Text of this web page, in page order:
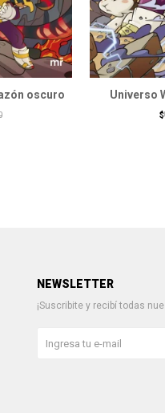
oscuro Universo
NEWSLETTER
¡Suscribite y recibí todas